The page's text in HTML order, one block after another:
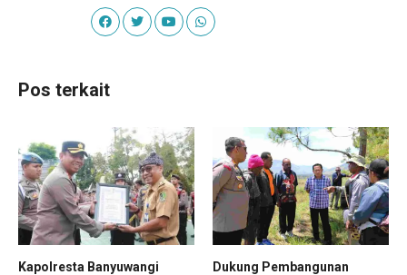
Pos terkait
Kapolresta Banyuwangi
Dukung Pembangunan